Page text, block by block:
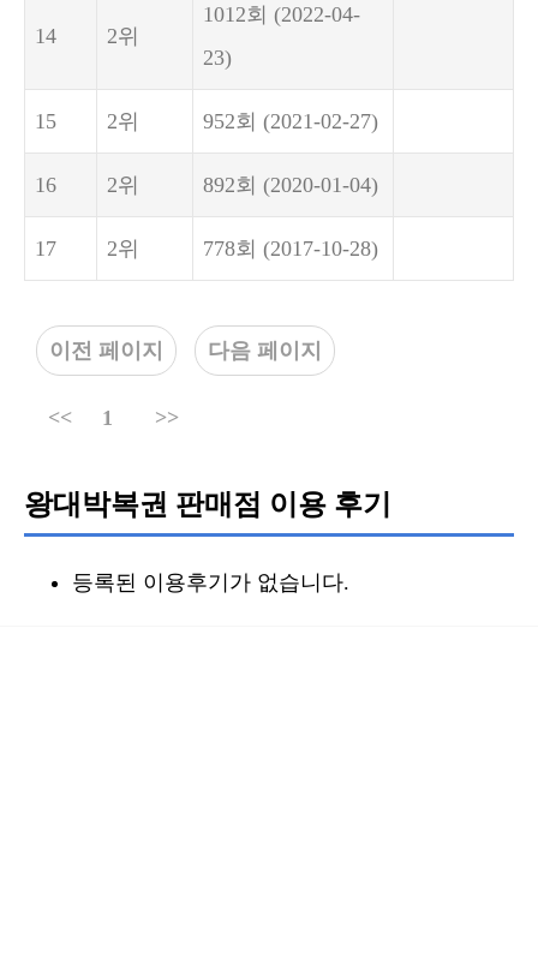
14 2위
1012회 (2022-04-
23)
15 2위 952회 (2021-02-27)
16 2위 892회 (2020-01-04)
17 2위 778회 (2017-10-28)
이전 페이지 다음 페이지
<< 1 >>
왕대박복권 판매점 이용 후기
등록된 이용후기가 없습니다.